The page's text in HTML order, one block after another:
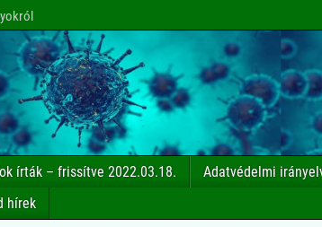
írták – frissítve 2022.03.18.
Adatvédelmi
hírek